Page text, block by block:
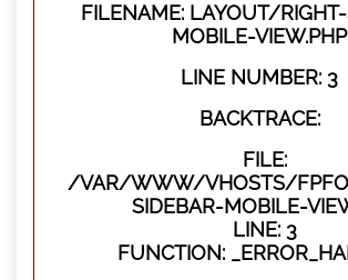
FILENAME: LAYOUT/
MOBILE-VIEW.PHP
LINE NUMBER: 3
BACKTRACE:
FILE:
/VAR/WWW/VHOSTS/
SIDEBAR-MOBILE-
LINE: 3
FUNCTION: